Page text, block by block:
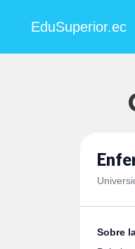
EduSuperior.ec
Sobre